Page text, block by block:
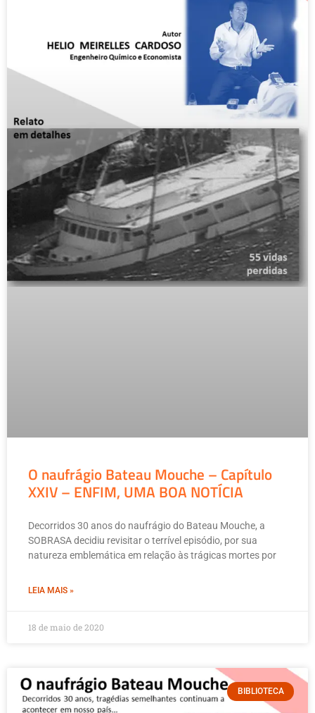
O naufrágio Bateau Mouche – Capítulo
XXIV – ENFIM, UMA BOA NOTÍCIA
Decorridos 30 anos do naufrágio do Bateau Mouche, a
SOBRASA decidiu revisitar o terrível episódio, por sua
natureza emblemática em relação às trágicas mortes por
LEIA MAIS »
18 de maio de 2020
BIBLIOTECA